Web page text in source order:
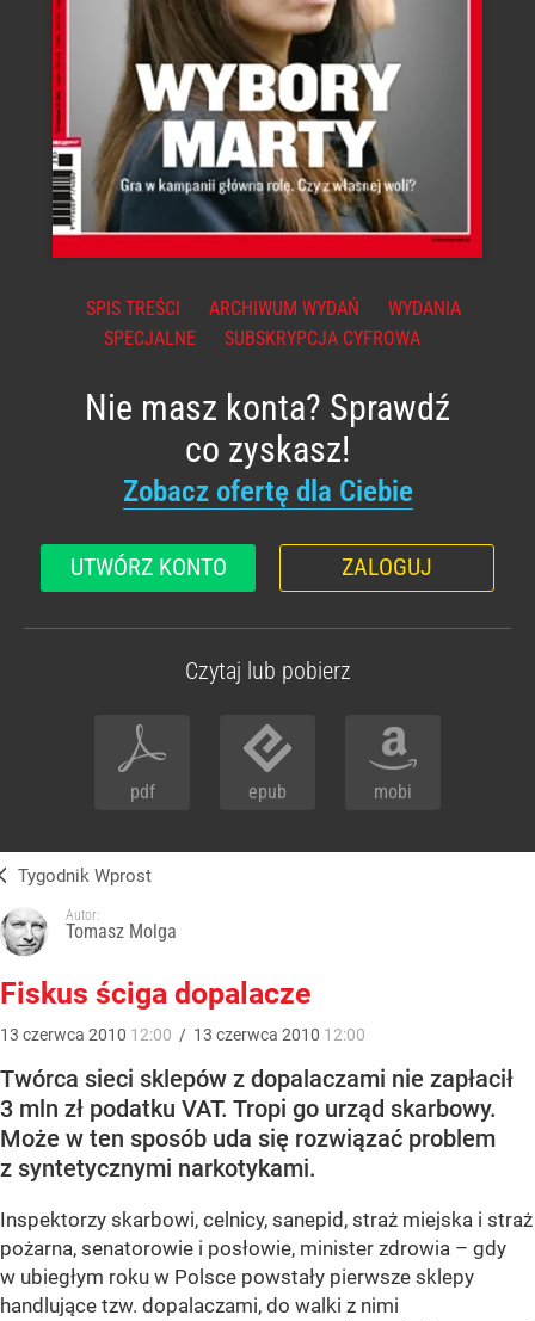
SPIS TREŚCI ARCHIWUM WYDAŃ
WYDANIA
SPECJALNE
SUBSKRYPCJA CYFROWA
Nie masz konta? Sprawdź
co zyskasz!
Zobacz ofertę dla Ciebie
UTWÓRZ KONTO ZALOGUJ
Czytaj lub pobierz
pdf epub mobi
Tygodnik Wprost
Autor:
Tomasz Molga
Fiskus ściga dopalacze
13 czerwca 2010 12:00 / 13 czerwca 2010 12:00
Twórca sieci sklepów z dopalaczami nie zapłacił
3 mln zł podatku VAT. Tropi go urząd skarbowy.
Może w ten sposób uda się rozwiązać problem
z syntetycznymi narkotykami.
Inspektorzy skarbowi, celnicy, sanepid, straż miejska i straż
pożarna, senatorowie i posłowie, minister zdrowia – gdy
w ubiegłym roku w Polsce powstały pierwsze sklepy
handlujące tzw. dopalaczami, do walki z nimi